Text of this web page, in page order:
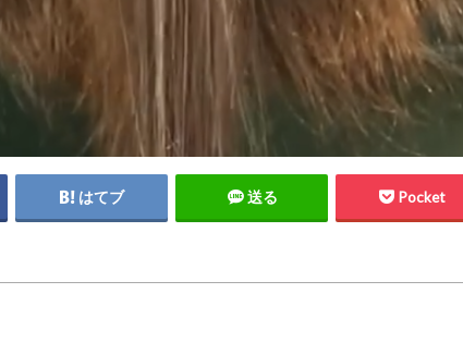
はてブ 送る Pocket